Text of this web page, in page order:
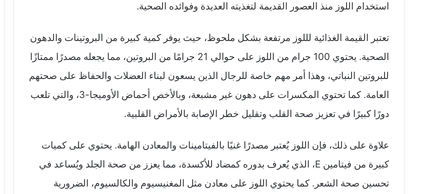
استخدام اللوز منذ العصور القديمة لتغذيته العديدة وفوائده الصحية.
تعتبر القيمة الغذائية لللوز مرتفعة بشكل ملحوظ، حيث يوفر كمية كبيرة من البروتينات والدهون
الصحية. يحتوي 100 جرام من اللوز على حوالي 21 جرامًا من البروتين، مما يجعله مصدرًا ممتازًا
للبروتين النباتي، وهذا أمر مهم خاصة للرجال الذين يسعون لبناء العضلات والحفاظ على صحتهم
العامة. كما تحتوي المكسرات على دهون غير مشبعة، وبالأخص أحماض الأوميجا-3، والتي تلعب
دورًا كبيرًا في تعزيز صحة القلب وتقليل خطر الإصابة بالأمراض القلبية.
علاوة على ذلك، فإن اللوز يُعتبر مصدرًا غنيًا بالفيتامينات والمعادن الهامة. يحتوي على كميات
كبيرة من فيتامين E، الذي يُعرف بدوره كمضاد للأكسدة، مما يعزز من صحة الجلد ويُساعد في
تحسين صحة الشعر. كما يحتوي اللوز على معادن مثل المغنيسيوم والكالسيوم، الضرورية